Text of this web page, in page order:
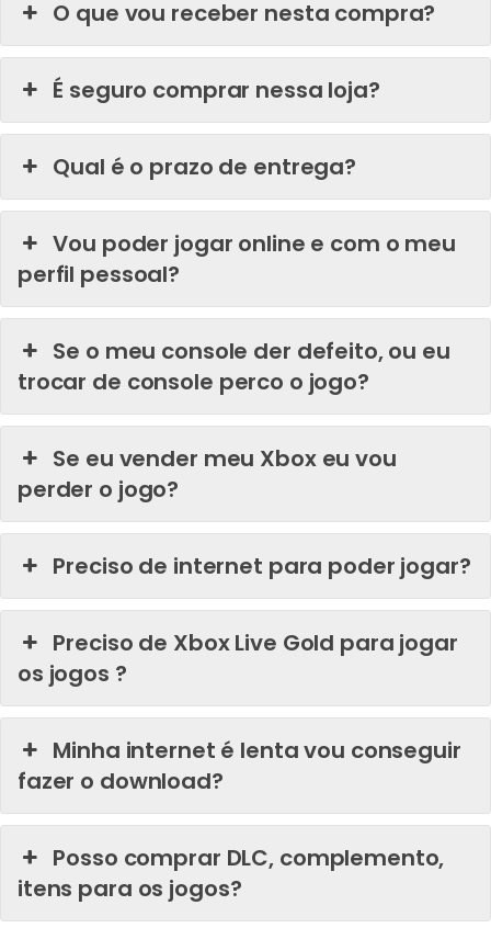
O que vou receber nesta compra?
É seguro comprar nessa loja?
Qual é o prazo de entrega?
Vou poder jogar online e com o meu
perfil pessoal?
Se o meu console der defeito, ou eu
trocar de console perco o jogo?
Se eu vender meu Xbox eu vou
perder o jogo?
Preciso de internet para poder jogar?
Preciso de Xbox Live Gold para jogar
os jogos ?
Minha internet é lenta vou conseguir
fazer o download?
Posso comprar DLC, complemento,
itens para os jogos?